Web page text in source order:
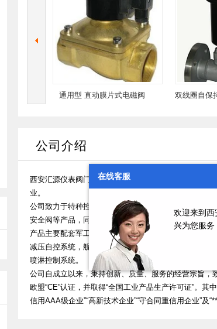
通用型 直动膜片式电磁阀
双线圈自保持式带
公司介绍
西安汇源仪表阀门有限公司（原西仪集团电磁阀分厂
业。
公司致力于特种控制阀的开发研制，主要生产各种多
安全阀等产品，同时依靠自身强大的研发力量为广大客
产品主要配套军工，航空航天行业及电站，油田，石
减压自控系统，舰船消防喷淋系统，北斗卫星燃料控
喷淋控制系统。
公司自成立以来，秉持创新、质量、服务的经营宗旨
欧盟“CE”认证，并取得“全国工业产品生产许可证”。其
信用AAA级企业”“高新技术企业”“守合同重信用企业”及
在线客服
欢迎来到西
兴为您服务